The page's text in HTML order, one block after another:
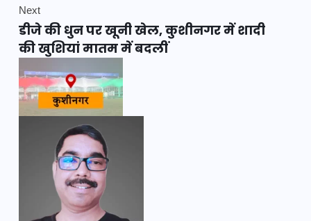
Next
डीजे की धुन पर खूनी खेल, कुशीनगर में शादी
की खुशियां मातम में बदलीं